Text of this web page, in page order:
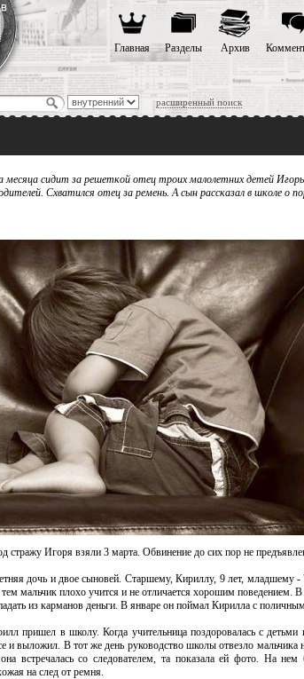
расширенный поиск
Главная Разделы Архив
месяца сидит за решеткой отец троих малолетних детей
Схватился отец за ремень. А сын рассказал в школе о
стражу Игоря взяли 3 марта. Обвинение до сих пор не
дочь и двое сыновей. Старшему, Кириллу, 9 лет,
мальчик плохо учится и не отличается хорошим
из карманов деньги. В январе он поймал Кирилла с
пришел в школу. Когда учительница поздоровалась с детьми
и выложил. В тот же день руководство школы отвезло мальчика
она встречалась со следователем, та показала ей фото.
на след от ремня.